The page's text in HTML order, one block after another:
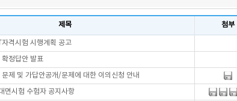
제목 첨부
격시험 시행계획 공고
정답안 발표
제 및 가답안공개/문제에 대한 이의신청 안내
면시험 수험자 공지사항